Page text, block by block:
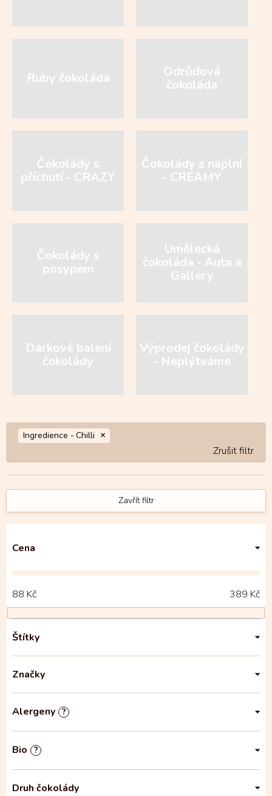
Ruby čokoláda
Odrůdová
čokoláda
Čokolády s
příchutí - CRAZY
Čokolády s náplní
- CREAMY
Čokolády s
posypem
Umělecká
čokoláda - Auta a
Gallery
Dárkové balení
čokolády
Výprodej čokolády
- Neplýtváme
Ingredience - Chilli
Zavřít filtr
Cena
88 Kč 389 Kč
Štítky
Značky
Alergeny ?
Bio ?
Druh čokolády